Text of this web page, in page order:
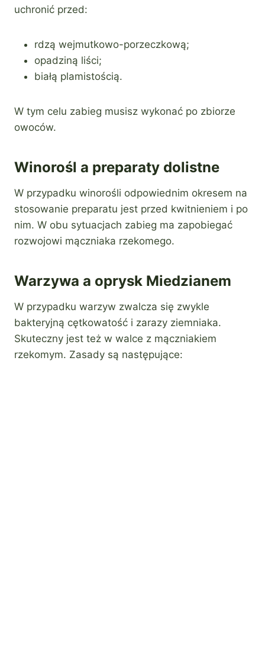
uchronić przed:
rdzą wejmutkowo-porzeczkową;
opadziną liści;
białą plamistością.
W tym celu zabieg musisz wykonać po zbiorze
owoców.
Winorośl a preparaty dolistne
W przypadku winorośli odpowiednim okresem na
stosowanie preparatu jest przed kwitnieniem i po
nim. W obu sytuacjach zabieg ma zapobiegać
rozwojowi mączniaka rzekomego.
Warzywa a oprysk Miedzianem
W przypadku warzyw zwalcza się zwykle
bakteryjną cętkowatość i zarazy ziemniaka.
Skuteczny jest też w walce z mączniakiem
rzekomym. Zasady są następujące: